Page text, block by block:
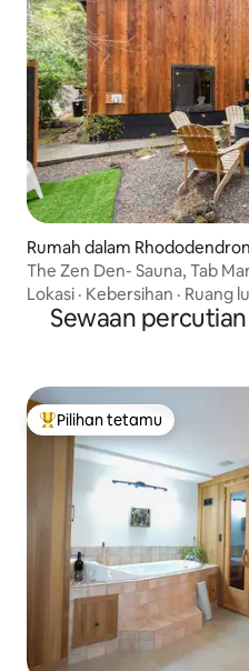
Rumah dalam Rhododendron
The Zen Den- Sauna, Tab
Bilik Permainan
Lokasi · Kebersihan · Ruang
Sewaan
Pilihan utama tetamu
Pilihan tetamu